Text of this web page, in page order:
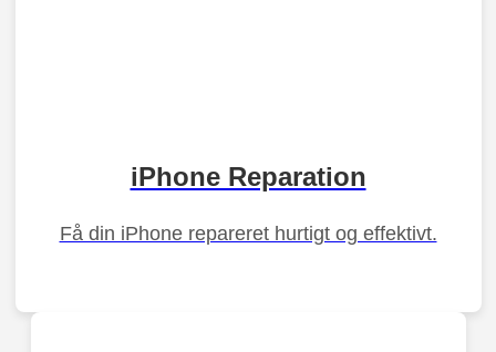
iPhone Reparation
Få din iPhone repareret hurtigt og effektivt.